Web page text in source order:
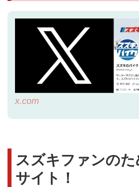
x.com
スズキファンの
サイト！